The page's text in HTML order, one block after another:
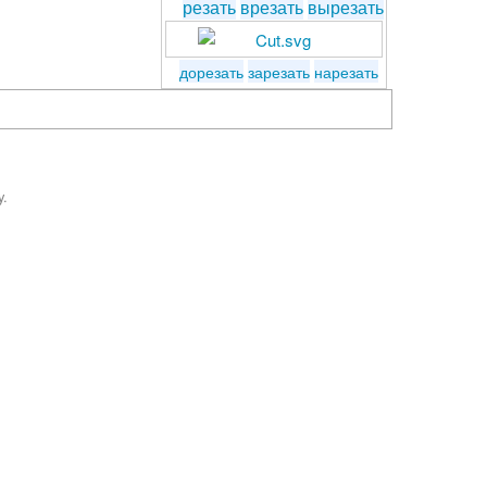
резать врезать вырезать
дорезатьзарезать нарезать